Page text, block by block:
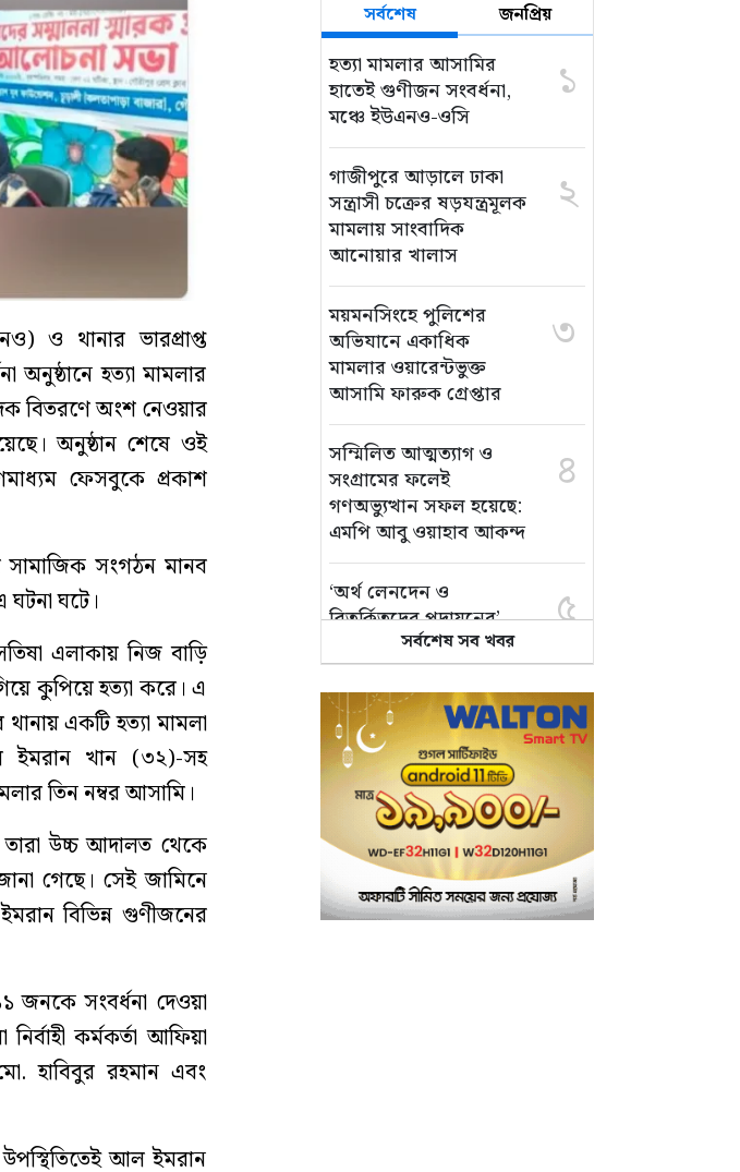
ও থানার ভারপ্রাপ্ত
হত্যা মামলার
বিতরণে অংশ নেওয়ার
অনুষ্ঠান শেষে ওই
ফেসবুকে প্রকাশ
সংগঠন মানব
ঘটে।
এলাকায় নিজ বাড়ি
কুপিয়ে হত্যা করে। এ
একটি হত্যা মামলা
খান (৩২)-সহ
তিন নম্বর আসামি।
উচ্চ আদালত থেকে
গেছে। সেই জামিনে
বিভিন্ন গুণীজনের
জনকে সংবর্ধনা দেওয়া
কর্মকর্তা আফিয়া
হাবিবুর রহমান এবং
আল ইমরান
সর্বশেষ জনপ্রিয়
হত্যা মামলার আসামির
হাতেই গুণীজন সংবর্ধনা,
মঞ্চে ইউএনও-ওসি
১
গাজীপুরে আড়ালে ঢাকা
সন্ত্রাসী চক্রের ষড়যন্ত্রমূলক
মামলায় সাংবাদিক
আনোয়ার খালাস
২
ময়মনসিংহে পুলিশের
অভিযানে একাধিক
মামলার ওয়ারেন্টভুক্ত
আসামি ফারুক গ্রেপ্তার
৩
সম্মিলিত আত্মত্যাগ ও
সংগ্রামের ফলেই
গণঅভ্যুত্থান সফল হয়েছে:
এমপি আবু ওয়াহাব আকন্দ
৪
‘অর্থ লেনদেন ও
বিতর্কিতদের পদায়নের’
অভিযোগ, ঈশ্বরগঞ্জে
ছাত্রলীগের একাংশের ঝাড়ু
মিছিল
৫
মানসম্মত শিক্ষা নিশ্চিতে
শ্যামপুরে তৎপর শিক্ষা
অফিসার শাপলা খানম
৬
তাৎক্ষণিক খাদ্য পরীক্ষা
নিশ্চিত করবে ভ্রাম্যমাণ
পরীক্ষাগার: এস এম হুমায়ূন
৭
সর্বশেষ সব খবর